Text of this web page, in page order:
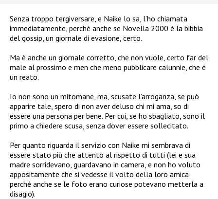
Senza troppo tergiversare, e Naike lo sa, l’ho chiamata
immediatamente, perché anche se Novella 2000 è la bibbia
del gossip, un giornale di evasione, certo.
Ma è anche un giornale corretto, che non vuole, certo far del
male al prossimo e men che meno pubblicare calunnie, che è
un reato.
Io non sono un mitomane, ma, scusate l’arroganza, se può
apparire tale, spero di non aver deluso chi mi ama, so di
essere una persona per bene. Per cui, se ho sbagliato, sono il
primo a chiedere scusa, senza dover essere sollecitato.
Per quanto riguarda il servizio con Naike mi sembrava di
essere stato più che attento al rispetto di tutti (lei e sua
madre sorridevano, guardavano in camera, e non ho voluto
appositamente che si vedesse il volto della loro amica
perché anche se le foto erano curiose potevano metterla a
disagio).